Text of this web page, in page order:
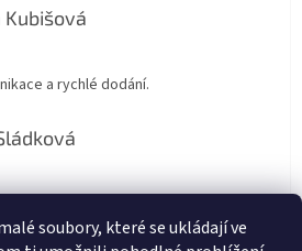
soubory, které se ukládají ve
Kubišová
obchodu je 5 z 5 hvězdiček.
a rychlé dodání.
obchodu je 5 z 5 hvězdiček.